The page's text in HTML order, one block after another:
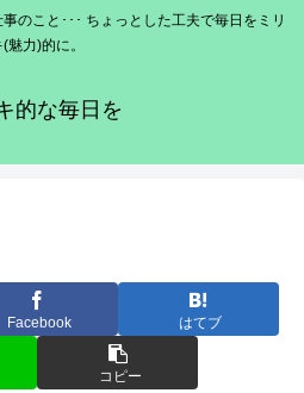
のこと･･･ ちょっとした工夫で毎日をミリ
(魅力)的に。
的な毎日を
Facebook はてブ
コピー